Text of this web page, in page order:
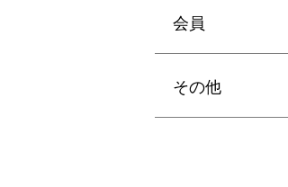
会員
その他